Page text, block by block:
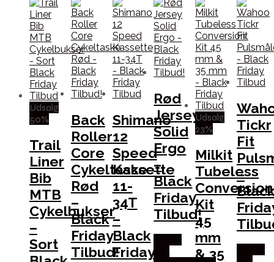
Udsalg
50%
Trail
Liner
Bib
MTB
Cykelbukser
–
Sort
Back
Roller
Core
Cykeltaske
Rød
–
Black
Friday
Tilbud!
Shimano
12
Speed
Kassette
11-
34T
–
Black
Friday
Rød
Jersey
Solid
Ergo
–
Black
Friday
Tilbud!
Udsalg
23%
Milkit
Tubeless
Conversion
Kit
45
mm
& 35
Tickr
Fit
–